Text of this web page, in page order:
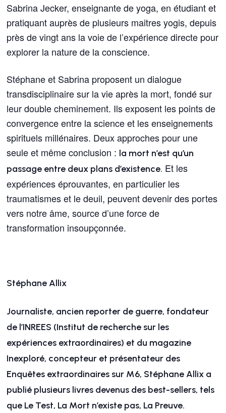
Sabrina Jecker, enseignante de yoga, en étudiant et
pratiquant auprès de plusieurs maitres yogis, depuis
près de vingt ans la voie de l’expérience directe pour
explorer la nature de la conscience.
Stéphane et Sabrina proposent un dialogue
transdisciplinaire sur la vie après la mort, fondé sur
leur double cheminement. Ils exposent les points de
convergence entre la science et les enseignements
spirituels millénaires. Deux approches pour une
seule et même conclusion : la mort n’est qu’un
passage entre deux plans d’existence. Et les
expériences éprouvantes, en particulier les
traumatismes et le deuil, peuvent devenir des portes
vers notre âme, source d’une force de
transformation insoupçonnée.
Stéphane Allix
Journaliste, ancien reporter de guerre, fondateur
de l’INREES (Institut de recherche sur les
expériences extraordinaires) et du magazine
Inexploré, concepteur et présentateur des
Enquêtes extraordinaires sur M6, Stéphane Allix a
publié plusieurs livres devenus des best-sellers, tels
que Le Test, La Mort n’existe pas, La Preuve.